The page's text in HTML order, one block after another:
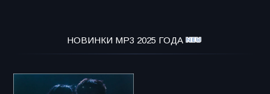
НОВИНКИ MP3 2025 ГОДА